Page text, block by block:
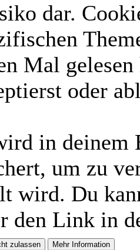
dar.
Mal
oder
in deinem
um zu
wird. Du
den Link in